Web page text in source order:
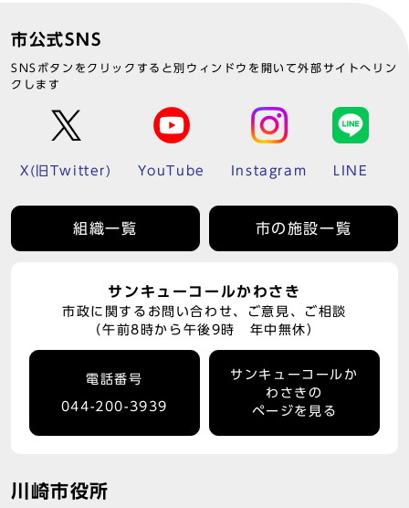
市公式SNS
SNSボタンをクリックすると別ウィンドウを開いて外部サイトへリン
クします
X(旧Twitter) YouTube Instagram LINE
組織一覧 市の施設一覧
サンキューコールかわさき
市政に関するお問い合わせ、ご意見、ご相談
（午前8時から午後9時 年中無休）
電話番号
044-200-3939
サンキューコールか
わさきの
ページを見る
川崎市役所